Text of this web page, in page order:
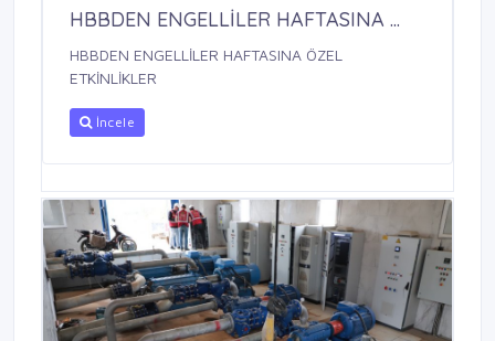
HBBDEN ENGELLİLER HAFTASINA ...
HBBDEN ENGELLİLER HAFTASINA ÖZEL
ETKİNLİKLER
İncele